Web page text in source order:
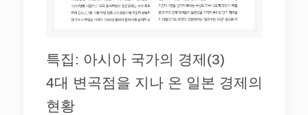
특집: 아시아 국가의 경제(3)
4대 변곡점을 지나 온 일본 경제의
현황